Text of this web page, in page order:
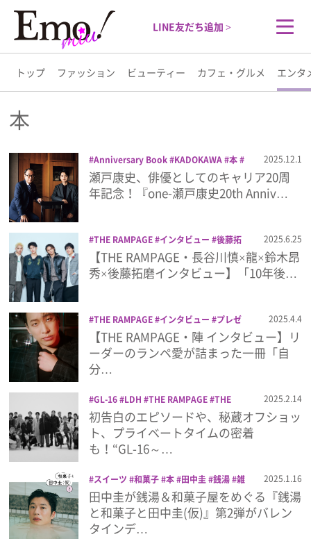
LINE友だち追加 >
トップ ファッション ビューティー カフェ・グルメ エンタ
トップ
ファッション
ビューティー
カフェ・グルメ
エンタメ
ライフスタイル
プレゼント
インタビュー
フィルム
Emoメン
ランキング
本
Anniversary Book KADOKAWA 本
瀬戸康史
2025.12.1
瀬戸康史、俳優としてのキャリア20周
年記念！『one-瀬戸康史20th Anniv…
THE RAMPAGE インタビュー
後藤拓
磨 本 鈴木昂秀 長谷川慎 龍
2025.6.25
【THE RAMPAGE・長谷川慎×龍×鈴木昂
秀×後藤拓磨インタビュー】「10年後…
THE RAMPAGE インタビュー
プレゼ
ント 本 陣
2025.4.4
【THE RAMPAGE・陣 インタビュー】リ
ーダーのランペ愛が詰まった一冊「自
分…
GL-16 LDH THE RAMPAGE THE
RAMPAGE from EXILE TRIBE
THE
RAVERS DAY
パーフェクトブック 本
2025.2.14
初告白のエピソードや、秘蔵オフショッ
ト、プライベートタイムの密着
も！“GL-16～…
スイーツ 和菓子 本 田中圭 銭湯 雑
誌
2025.1.16
田中圭が銭湯＆和菓子屋をめぐる『銭湯
と和菓子と田中圭(仮)』第2弾がバレン
タインデ…